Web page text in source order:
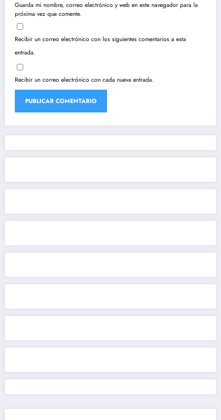
Guarda mi nombre, correo electrónico y web en este navegador para la
próxima vez que comente.
Recibir un correo electrónico con los siguientes comentarios a esta
entrada.
Recibir un correo electrónico con cada nueva entrada.